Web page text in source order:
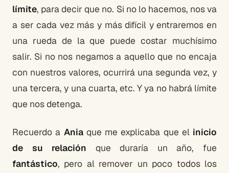
límite, para decir que no. Si no lo hacemos, nos va
a ser cada vez más y más difícil y entraremos en
una rueda de la que puede costar muchísimo
salir. Si no nos negamos a aquello que no encaja
con nuestros valores, ocurrirá una segunda vez, y
una tercera, y una cuarta, etc. Y ya no habrá límite
que nos detenga.
Recuerdo a Aniaque me explicaba que el inicio
de su relación que duraría un año, fue
fantástico, pero al remover un poco todos los